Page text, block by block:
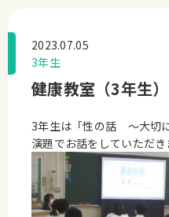
2023.07.05
3年生
健康教室（3年生）
3年生は「性の話 ～大切
演題でお話をしていただき